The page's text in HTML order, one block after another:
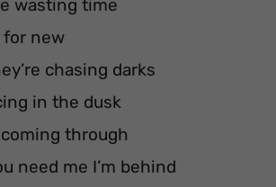
wasting time
new
chasing darks
in the dusk
coming through
need me I’m behind